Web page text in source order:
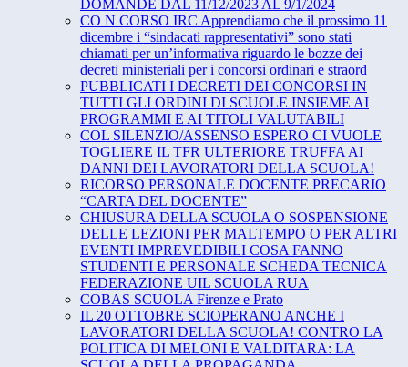
DOMANDE DAL 11/12/2023 AL 9/1/2024
CO N CORSO IRC Apprendiamo che il prossimo 11
dicembre i “sindacati rappresentativi” sono stati
chiamati per un’informativa riguardo le bozze dei
decreti ministeriali per i concorsi ordinari e straord
PUBBLICATI I DECRETI DEI CONCORSI IN
TUTTI GLI ORDINI DI SCUOLE INSIEME AI
PROGRAMMI E AI TITOLI VALUTABILI
COL SILENZIO/ASSENSO ESPERO CI VUOLE
TOGLIERE IL TFR ULTERIORE TRUFFA AI
DANNI DEI LAVORATORI DELLA SCUOLA!
RICORSO PERSONALE DOCENTE PRECARIO
“CARTA DEL DOCENTE”
CHIUSURA DELLA SCUOLA O SOSPENSIONE
DELLE LEZIONI PER MALTEMPO O PER ALTRI
EVENTI IMPREVEDIBILI COSA FANNO
STUDENTI E PERSONALE SCHEDA TECNICA
FEDERAZIONE UIL SCUOLA RUA
COBAS SCUOLA Firenze e Prato
IL 20 OTTOBRE SCIOPERANO ANCHE I
LAVORATORI DELLA SCUOLA! CONTRO LA
POLITICA DI MELONI E VALDITARA: LA